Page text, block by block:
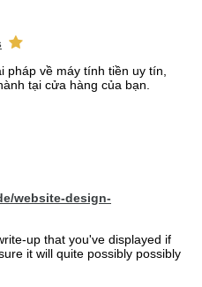
pháp về máy tính tiền uy tín,
tại cửa hàng của bạn.
website-design-
up that you've displayed if
it will quite possibly possibly